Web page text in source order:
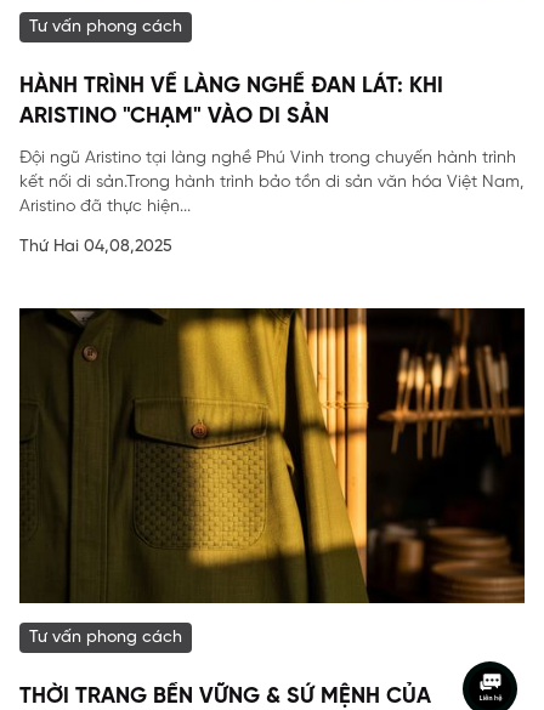
Tư vấn phong cách
HÀNH TRÌNH VỀ LÀNG NGHỀ ĐAN LÁT: KHI
ARISTINO "CHẠM" VÀO DI SẢN
Đội ngũ Aristino tại làng nghề Phú Vinh trong chuyến hành trình
kết nối di sản.Trong hành trình bảo tồn di sản văn hóa Việt Nam,
Aristino đã thực hiện...
Thứ Hai 04,08,2025
Tư vấn phong cách
THỜI TRANG BỀN VỮNG & SỨ MỆNH CỦA